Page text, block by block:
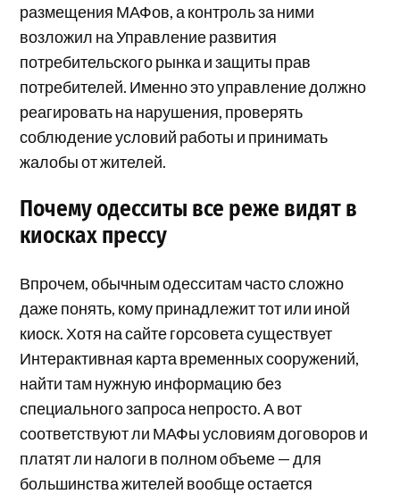
размещения МАФов, а контроль за ними
возложил на Управление развития
потребительского рынка и защиты прав
потребителей. Именно это управление должно
реагировать на нарушения, проверять
соблюдение условий работы и принимать
жалобы от жителей.
Почему одесситы все реже видят в
киосках прессу
Впрочем, обычным одесситам часто сложно
даже понять, кому принадлежит тот или иной
киоск. Хотя на сайте горсовета существует
Интерактивная карта временных сооружений,
найти там нужную информацию без
специального запроса непросто. А вот
соответствуют ли МАФы условиям договоров и
платят ли налоги в полном объеме — для
большинства жителей вообще остается